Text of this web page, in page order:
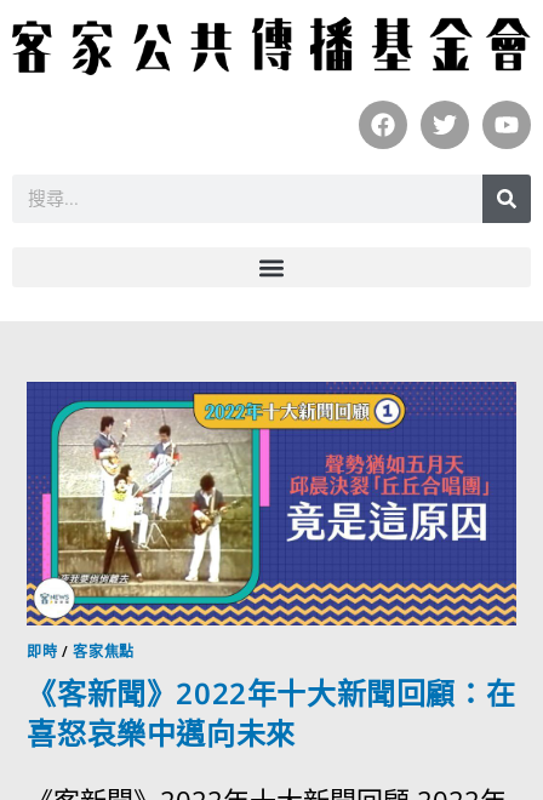
即時 /客家焦點
《客新聞》2022年十大新聞回顧：在
喜怒哀樂中邁向未來